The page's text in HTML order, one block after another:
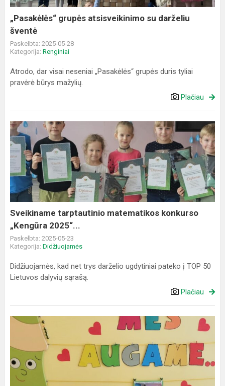
„Pasakėlės“ grupės atsisveikinimo su darželiu
šventė
Paskelbta: 2025-05-28
Kategorija: Renginiai
Atrodo, dar visai neseniai „Pasakėlės“ grupės duris tyliai
pravėrė būrys mažylių.
Plačiau
Sveikiname
tarptautinio
matematikos
konkurso
„Kengūra
2025“...
Sveikiname tarptautinio matematikos konkurso
„Kengūra 2025“...
Paskelbta: 2025-05-23
Kategorija: Didžiuojamės
Didžiuojamės, kad net trys darželio ugdytiniai pateko į TOP 50
Lietuvos dalyvių sąrašą.
Plačiau
Ankstyvojo
,,Kiškučių"
grupės
renginys
„Mes